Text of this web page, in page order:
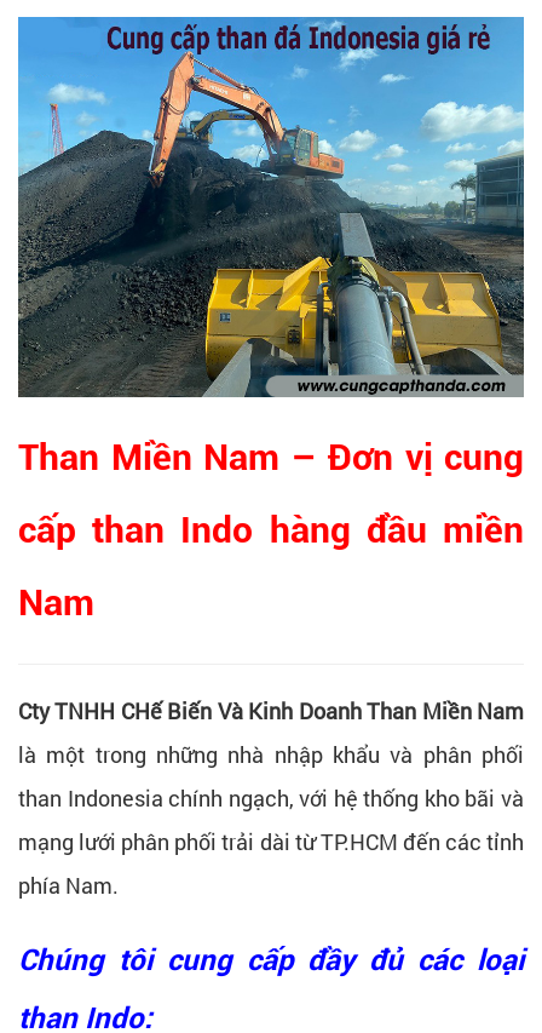
Than Miền Nam – Đơn vị cung
cấp than Indo hàng đầu miền
Nam
Cty TNHH CHế Biến Và Kinh Doanh Than Miền Nam
là một trong những nhà nhập khẩu và phân phối
than Indonesia chính ngạch, với hệ thống kho bãi và
mạng lưới phân phối trải dài từ TP.HCM đến các tỉnh
phía Nam.
Chúng tôi cung cấp đầy đủ các loại
than Indo: